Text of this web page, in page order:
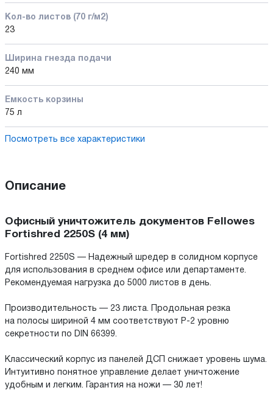
Кол-во листов (70 г/м2)
23
Ширина гнезда подачи
240 мм
Емкость корзины
75 л
Посмотреть все характеристики
Описание
Офисный уничтожитель документов Fellowes
Fortishred 2250S (4 мм)
Fortishred 2250S — Надежный шредер в солидном корпусе
для использования в среднем офисе или департаменте.
Рекомендуемая нагрузка до 5000 листов в день.
Производительность — 23 листа. Продольная резка
на полосы шириной 4 мм соответствуют P-2 уровню
секретности по DIN 66399.
Классический корпус из панелей ДСП снижает уровень шума.
Интуитивно понятное управление делает уничтожение
удобным и легким. Гарантия на ножи — 30 лет!